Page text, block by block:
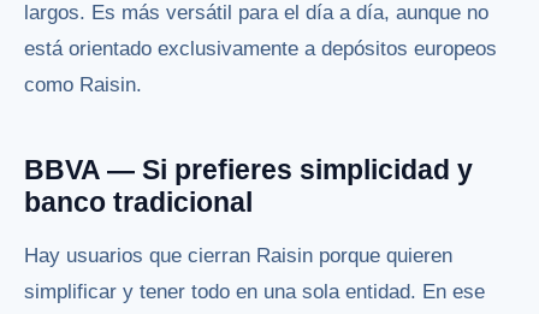
largos. Es más versátil para el día a día, aunque no
está orientado exclusivamente a depósitos europeos
como Raisin.
BBVA — Si prefieres simplicidad y
banco tradicional
Hay usuarios que cierran Raisin porque quieren
simplificar y tener todo en una sola entidad. En ese